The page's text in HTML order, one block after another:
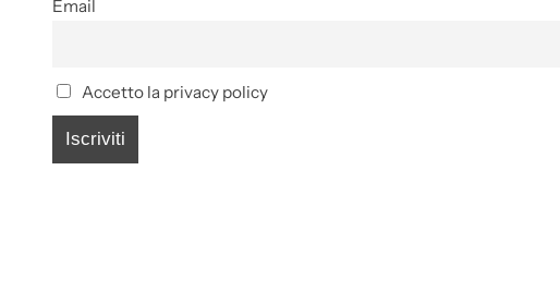
Email
Accetto la privacy policy